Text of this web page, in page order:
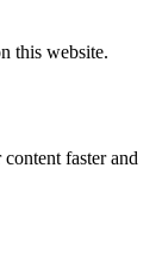
this website.
faster and